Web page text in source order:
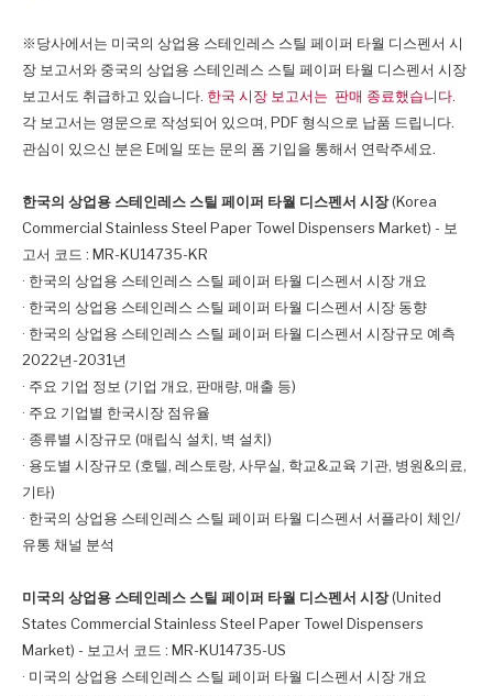
※당사에서는 미국의 상업용 스테인레스 스틸 페이퍼 타월 디스펜서 시
장 보고서와 중국의 상업용 스테인레스 스틸 페이퍼 타월 디스펜서 시장
보고서도 취급하고 있습니다. 한국 시장 보고서는 판매 종료했습니다.
각 보고서는 영문으로 작성되어 있으며, PDF 형식으로 납품 드립니다.
관심이 있으신 분은 E메일 또는 문의 폼 기입을 통해서 연락주세요.
한국의 상업용 스테인레스 스틸 페이퍼 타월 디스펜서 시장(Korea
Commercial Stainless Steel Paper Towel Dispensers Market) - 보
고서 코드 : MR-KU14735-KR
· 한국의 상업용 스테인레스 스틸 페이퍼 타월 디스펜서 시장 개요
· 한국의 상업용 스테인레스 스틸 페이퍼 타월 디스펜서 시장 동향
· 한국의 상업용 스테인레스 스틸 페이퍼 타월 디스펜서 시장규모 예측
2022년-2031년
· 주요 기업 정보 (기업 개요, 판매량, 매출 등)
· 주요 기업별 한국시장 점유율
· 종류별 시장규모 (매립식 설치, 벽 설치)
· 용도별 시장규모 (호텔, 레스토랑, 사무실, 학교&교육 기관, 병원&의료,
기타)
· 한국의 상업용 스테인레스 스틸 페이퍼 타월 디스펜서 서플라이 체인/
유통 채널 분석
미국의 상업용 스테인레스 스틸 페이퍼 타월 디스펜서 시장(United
States Commercial Stainless Steel Paper Towel Dispensers
Market) - 보고서 코드 : MR-KU14735-US
· 미국의 상업용 스테인레스 스틸 페이퍼 타월 디스펜서 시장 개요